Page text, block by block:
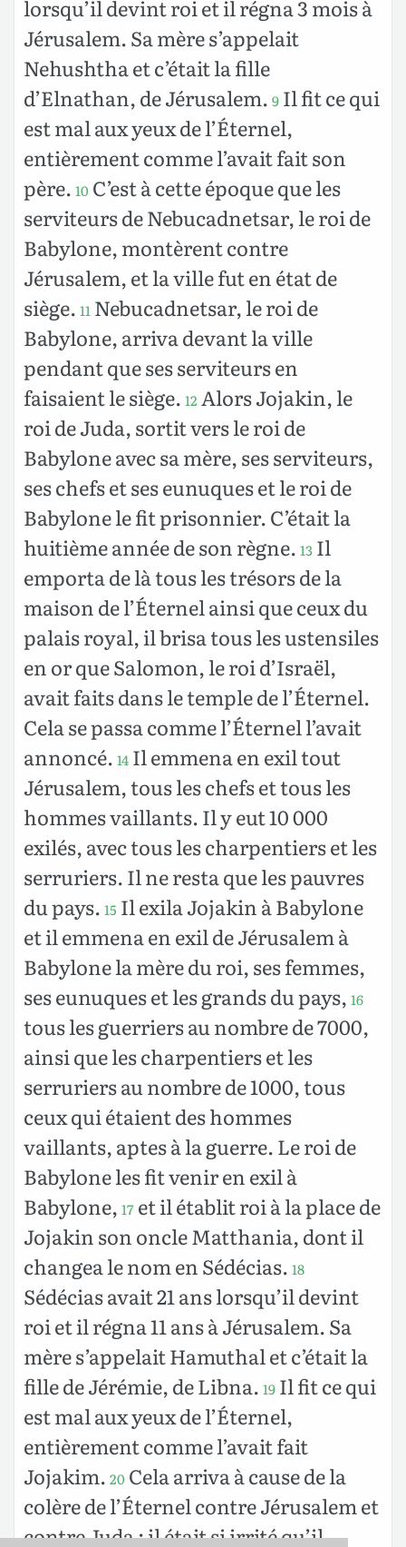
lorsqu’il devint roi et il régna 3 mois à
Jérusalem. Sa mère s’appelait
Nehushtha et c’était la fille
d’Elnathan, de Jérusalem. 9 Il fit ce qui
est mal aux yeux de l’Éternel,
entièrement comme l’avait fait son
père. 10 C’est à cette époque que les
serviteurs de Nebucadnetsar, le roi de
Babylone, montèrent contre
Jérusalem, et la ville fut en état de
siège. 11 Nebucadnetsar, le roi de
Babylone, arriva devant la ville
pendant que ses serviteurs en
faisaient le siège. 12 Alors Jojakin, le
roi de Juda, sortit vers le roi de
Babylone avec sa mère, ses serviteurs,
ses chefs et ses eunuques et le roi de
Babylone le fit prisonnier. C’était la
huitième année de son règne. 13 Il
emporta de là tous les trésors de la
maison de l’Éternel ainsi que ceux du
palais royal, il brisa tous les ustensiles
en or que Salomon, le roi d’Israël,
avait faits dans le temple de l’Éternel.
Cela se passa comme l’Éternel l’avait
annoncé. 14 Il emmena en exil tout
Jérusalem, tous les chefs et tous les
hommes vaillants. Il y eut 10 000
exilés, avec tous les charpentiers et les
serruriers. Il ne resta que les pauvres
du pays. 15 Il exila Jojakin à Babylone
et il emmena en exil de Jérusalem à
Babylone la mère du roi, ses femmes,
ses eunuques et les grands du pays, 16
tous les guerriers au nombre de 7000,
ainsi que les charpentiers et les
serruriers au nombre de 1000, tous
ceux qui étaient des hommes
vaillants, aptes à la guerre. Le roi de
Babylone les fit venir en exil à
Babylone, 17 et il établit roi à la place de
Jojakin son oncle Matthania, dont il
changea le nom en Sédécias. 18
Sédécias avait 21 ans lorsqu’il devint
roi et il régna 11 ans à Jérusalem. Sa
mère s’appelait Hamuthal et c’était la
fille de Jérémie, de Libna. 19 Il fit ce qui
est mal aux yeux de l’Éternel,
entièrement comme l’avait fait
Jojakim. 20 Cela arriva à cause de la
colère de l’Éternel contre Jérusalem et
contre Juda : il était si irrité qu’il